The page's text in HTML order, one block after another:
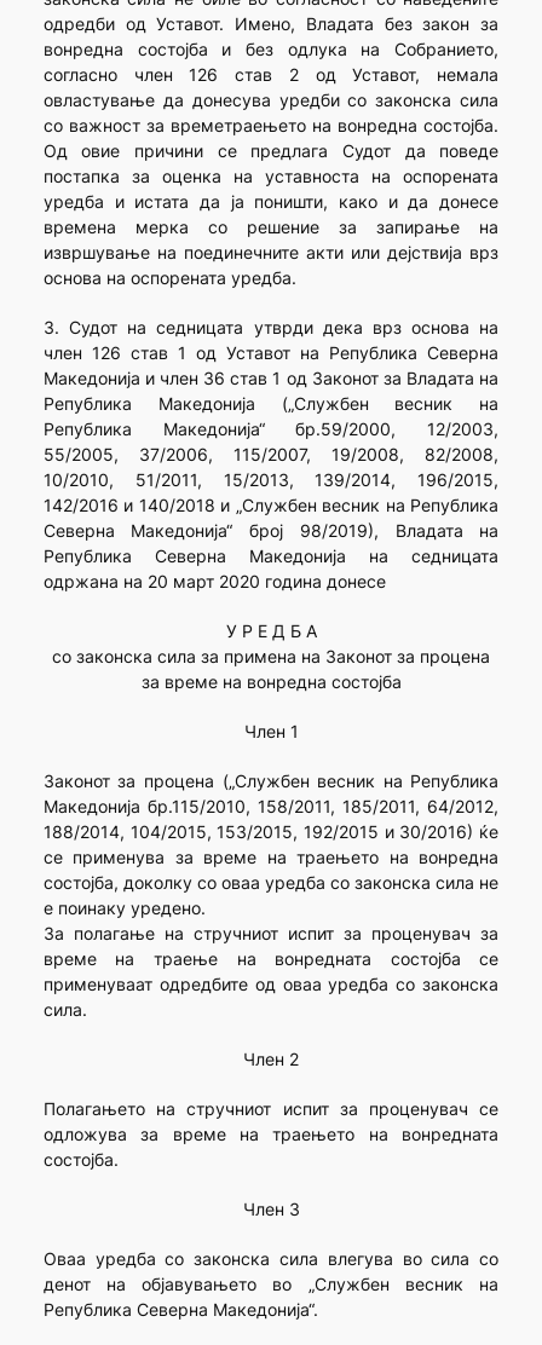
одредби од Уставот. Имено, Владата без закон за
вонредна состојба и без одлука на Собранието,
согласно член 126 став 2 од Уставот, немала
овластување да донесува уредби со законска сила
со важност за времетраењето на вонредна состојба.
Од овие причини се предлага Судот да поведе
постапка за оценка на уставноста на оспорената
уредба и истата да ја поништи, како и да донесе
времена мерка со решение за запирање на
извршување на поединечните акти или дејствија врз
основа на оспорената уредба.
3. Судот на седницата утврди дека врз основа на
член 126 став 1 од Уставот на Република Северна
Македонија и член 36 став 1 од Законот за Владата на
Република Македонија („Службен весник на
Република Македонија“ бр.59/2000, 12/2003,
55/2005, 37/2006, 115/2007, 19/2008, 82/2008,
10/2010, 51/2011, 15/2013, 139/2014, 196/2015,
142/2016 и 140/2018 и „Службен весник на Република
Северна Македонија“ број 98/2019), Владата на
Република Северна Македонија на седницата
одржана на 20 март 2020 година донесе
У Р Е Д Б А
со законска сила за примена на Законот за процена
за време на вонредна состојба
Член 1
Законот за процена („Службен весник на Република
Македонија бр.115/2010, 158/2011, 185/2011, 64/2012,
188/2014, 104/2015, 153/2015, 192/2015 и 30/2016) ќе
се применува за време на траењето на вонредна
состојба, доколку со оваа уредба со законска сила не
е поинаку уредено.
За полагање на стручниот испит за проценувач за
време на траење на вонредната состојба се
применуваат одредбите од оваа уредба со законска
сила.
Член 2
Полагањето на стручниот испит за проценувач се
одложува за време на траењето на вонредната
состојба.
Член 3
Оваа уредба со законска сила влегува во сила со
денот на објавувањето во „Службен весник на
Република Северна Македонија“.